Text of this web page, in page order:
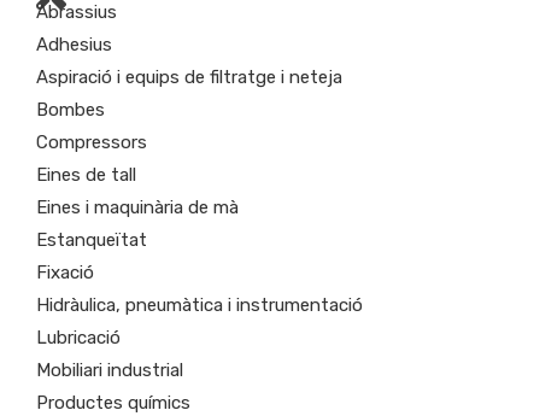
Abrassius
Adhesius
Aspiració i equips de filtratge i neteja
Bombes
Compressors
Eines de tall
Eines i maquinària de mà
Estanqueïtat
Fixació
Hidràulica, pneumàtica i instrumentació
Lubricació
Mobiliari industrial
Productes químics